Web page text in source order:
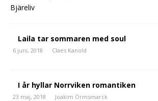
Laila tar sommaren med soul
6 juni, 2018 Claes Kanold
I år hyllar Norrviken romantiken
23 maj, 2018 Joakim Ormsmarck